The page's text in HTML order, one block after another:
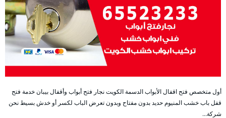
أول متخصص فتح اقفال الأبواب الدسمة الكويت نجار فتح أبواب وأقفال بيبان خدمة فتح
قفل باب خشب المنيوم حديد بدون مفتاح وبدون تعرض الباب لكسر أو خدش بسيط نحن
شركة…